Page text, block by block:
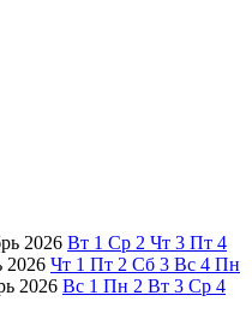
2026 Вт 1 Ср 2 Чт 3 Пт 4
2026 Чт 1 Пт 2 Сб 3 Вс 4 Пн
2026 Вс 1 Пн 2 Вт 3 Ср 4